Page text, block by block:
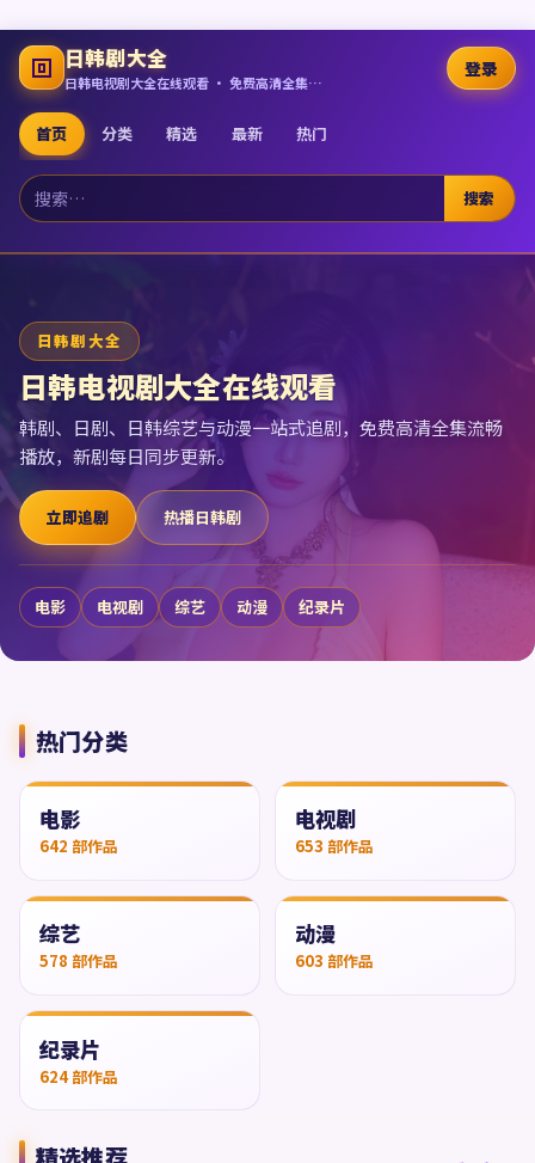
日韩剧大全
日韩电视剧大全在线观看 · 免费高清全集追剧
首页 分类 精选 最新 热门
搜索
登录
日韩剧大全
日韩电视剧大全在线观看
韩剧、日剧、日韩综艺与动漫一站式追剧，免费高清全集流畅
播放，新剧每日同步更新。
立即追剧 热播日韩剧
电影 电视剧 综艺 动漫 纪录片
热门分类
电影
642 部作品
电视剧
653 部作品
综艺
578 部作品
动漫
603 部作品
纪录片
624部作品